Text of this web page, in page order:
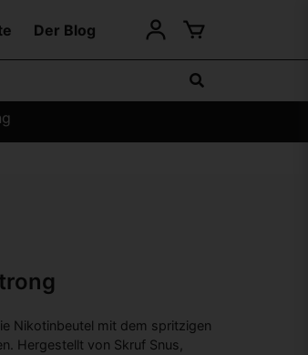
Der Blog
Nikotinbeutel mit dem spritzigen
Hergestellt von Skruf Snus,